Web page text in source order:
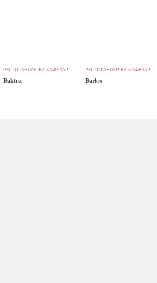
РЕСТОРАНЛАР ВА КАФЕЛАР
Baktra
РЕСТОРАНЛАР ВА КАФЕЛАР
Barlos